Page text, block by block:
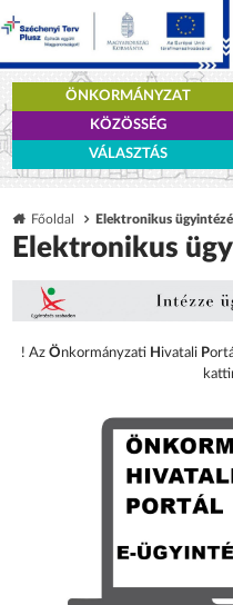
ÖNKORMÁNYZAT
KÖZÖSSÉG
VÁLASZTÁS
Főoldal Elektronikus
Elektronikus
! Az Önkormányzati Hivatali P